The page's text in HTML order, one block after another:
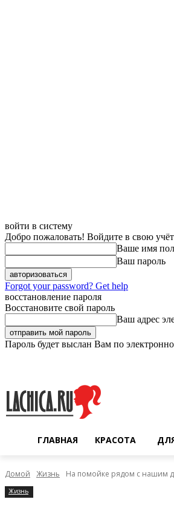
войти в систему
Добро пожаловать! Войдите в свою
Ваше имя
Ваш пароль
Forgot your password? Get help
восстановление пароля
Восстановите свой пароль
Ваш адрес
Пароль будет выслан Вам по
ГЛАВНАЯ КРАСОТА
Домой Жизнь На помойке рядом с нашим
Жизнь